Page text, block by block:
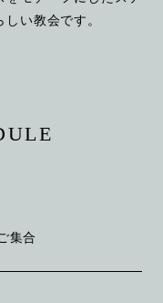
い教会です。
集合